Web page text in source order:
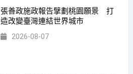
張善政施政報告擘劃桃園願景 打
造改變臺灣連結世界城市
2026-08-07